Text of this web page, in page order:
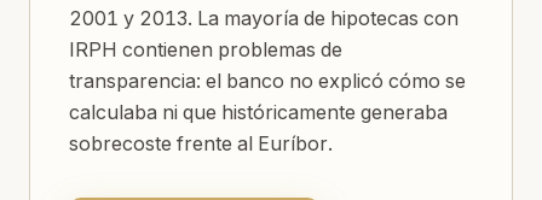
2001 y 2013. La mayoría de hipotecas con
IRPH contienen problemas de
transparencia: el banco no explicó cómo se
calculaba ni que históricamente generaba
sobrecoste frente al Euríbor.